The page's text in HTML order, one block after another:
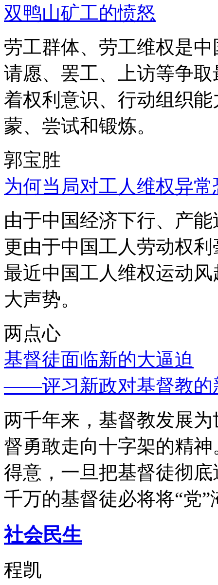
双鸭山矿工的愤怒
劳工群体、劳工维权是
请愿、罢工、上访等争
着权利意识、行动组织
蒙、尝试和锻炼。
郭宝胜
为何当局对工人维权异
由于中国经济下行、产
更由于中国工人劳动权
最近中国工人维权运动
大声势。
两点心
基督徒面临新的大逼迫
——评习新政对基督教的
两千年来，基督教发展
督勇敢走向十字架的精
得意，一旦把基督徒彻
千万的基督徒必将将“党”
社会民生
程凯